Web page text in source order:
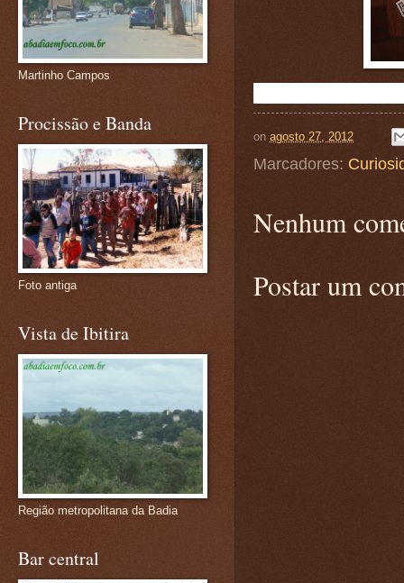
on agosto 27, 2012
Marcadores:
Nenhum
Postar um
Martinho Campos
Procissão e Banda
Foto antiga
Vista de Ibitira
Região metropolitana da Badia
Bar central